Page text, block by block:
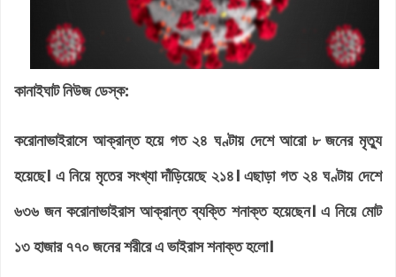
কানাইঘাট নিউজ ডেস্ক:
করোনাভাইরাসে আক্রান্ত হয়ে গত ২৪ ঘণ্টায় দেশে আরো ৮ জনের মৃত্যু
হয়েছে। এ নিয়ে মৃতের সংখ্যা দাঁড়িয়েছে ২১৪। এছাড়া গত ২৪ ঘণ্টায় দেশে
৬৩৬ জন করোনাভাইরাস আক্রান্ত ব্যক্তি শনাক্ত হয়েছেন। এ নিয়ে মোট
১৩ হাজার ৭৭০ জনের শরীরে এ ভাইরাস শনাক্ত হলো।